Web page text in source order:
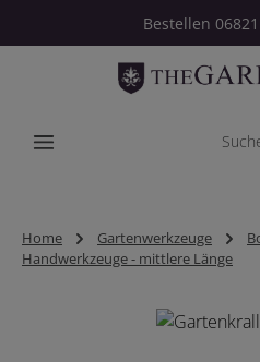
Zum Hauptinhalt springen
Bestellen
Home Gartenwerkzeuge
Handwerkzeuge - mittlere Länge
Bildergalerie überspringen